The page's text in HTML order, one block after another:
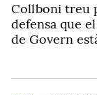
Collboni treu
defensa que
de Govern